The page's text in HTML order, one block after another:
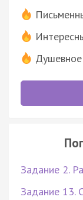
Задание 2.
Задание 13.